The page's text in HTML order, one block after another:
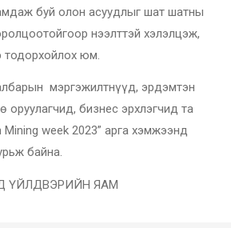
буй олон асуудлыг шат шатны
нээлттэй хэлэлцэж,
тодорхойлох юм.
мэргэжилтнүүд, эрдэмтэн
оруулагчид, бизнес эрхлэгчид та
Mining week 2023” арга хэмжээнд
байна.
ҮЙЛДВЭРИЙН ЯАМ